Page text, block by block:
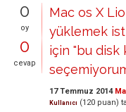
0
oy
0
cevap
Mac os X
yüklemek
için "bu disk
17 Temmuz 2014
Kullanıcı (120 puan)